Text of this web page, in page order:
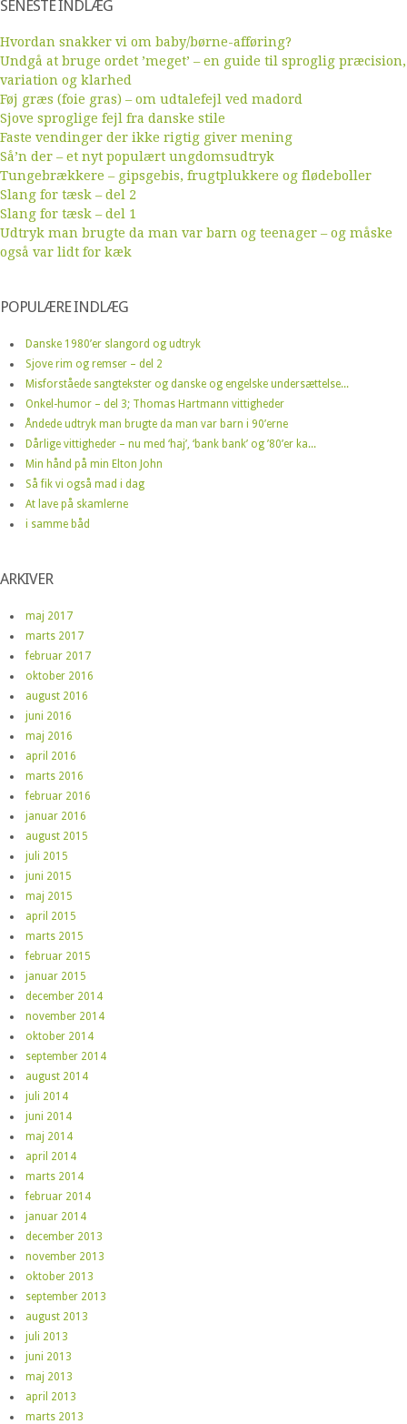
SENESTE INDLÆG
Hvordan snakker vi om baby/børne-afføring?
Undgå at bruge ordet ’meget’ – en guide til sproglig præcision,
variation og klarhed
Føj græs (foie gras) – om udtalefejl ved madord
Sjove sproglige fejl fra danske stile
Faste vendinger der ikke rigtig giver mening
Så’n der – et nyt populært ungdomsudtryk
Tungebrækkere – gipsgebis, frugtplukkere og flødeboller
Slang for tæsk – del 2
Slang for tæsk – del 1
Udtryk man brugte da man var barn og teenager – og måske
også var lidt for kæk
POPULÆRE INDLÆG
Danske 1980’er slangord og udtryk
Sjove rim og remser – del 2
Misforståede sangtekster og danske og engelske undersættelse...
Onkel-humor – del 3; Thomas Hartmann vittigheder
Åndede udtryk man brugte da man var barn i 90’erne
Dårlige vittigheder – nu med ‘haj’, ‘bank bank’ og ’80’er ka...
Min hånd på min Elton John
Så fik vi også mad i dag
At lave på skamlerne
i samme båd
ARKIVER
maj 2017
marts 2017
februar 2017
oktober 2016
august 2016
juni 2016
maj 2016
april 2016
marts 2016
februar 2016
januar 2016
august 2015
juli 2015
juni 2015
maj 2015
april 2015
marts 2015
februar 2015
januar 2015
december 2014
november 2014
oktober 2014
september 2014
august 2014
juli 2014
juni 2014
maj 2014
april 2014
marts 2014
februar 2014
januar 2014
december 2013
november 2013
oktober 2013
september 2013
august 2013
juli 2013
juni 2013
maj 2013
april 2013
marts 2013